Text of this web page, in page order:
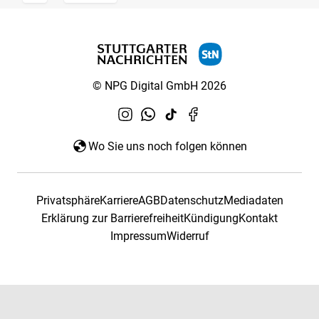
© NPG Digital GmbH 2026
Wo Sie uns noch folgen können
PrivatsphäreKarriereAGBDatenschutzMediadaten
Erklärung zur BarrierefreiheitKündigungKontakt
ImpressumWiderruf